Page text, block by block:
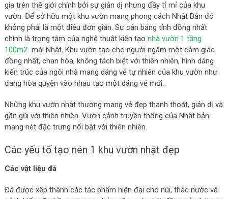
gia trên thế giới chính bởi sự giản dị nhưng đầy tỉ mỉ của khu
vườn. Để sở hữu một khu vườn mang phong cách Nhật Bản đó
không phải là một điều đơn giản. Sự cân bằng tính đồng nhất
chính là trọng tâm của nghệ thuật kiến tạo nhà vườn 1 tầng
100m2mái Nhật. Khu vườn tạo cho người ngắm một cảm giác
đồng nhất, chan hòa, không tách biệt với thiên nhiên, hình dáng
kiến trúc của ngôi nhà mang dáng vẻ tự nhiên của khu vườn như
đang hòa quyện vào nhau tạo một dáng vẻ mới.
Những khu vườn nhật thường mang vẻ đẹp thanh thoát, giản dị và
gần gũi với thiên nhiên. Vườn cảnh truyền thống của Nhật bản
mang nét đặc trưng nổi bật với thiên nhiên.
Các yếu tố tạo nên 1 khu vườn nhật đẹp
Các vật liệu đá
Đá được xếp thành các tác phẩm hiện đại cho núi, thác nước và